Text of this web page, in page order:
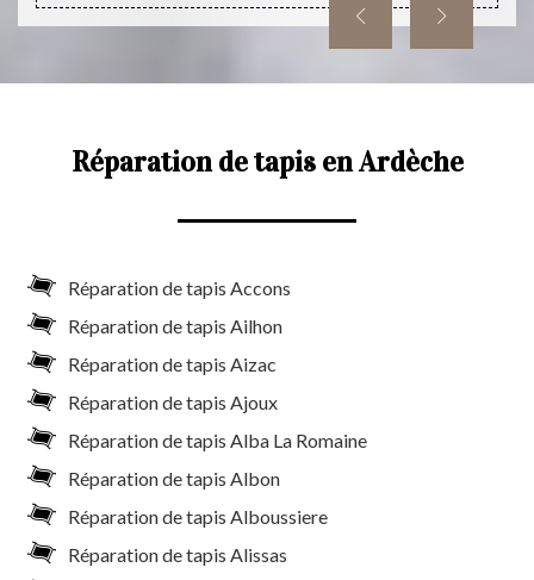
Réparation de tapis en Ardèche
Réparation de tapis Accons
Réparation de tapis Ailhon
Réparation de tapis Aizac
Réparation de tapis Ajoux
Réparation de tapis Alba La Romaine
Réparation de tapis Albon
Réparation de tapis Alboussiere
Réparation de tapis Alissas